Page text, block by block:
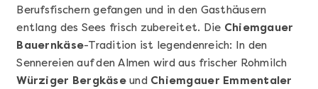
Berufsfischern gefangen und in den Gasthäusern
entlang des Sees frisch zubereitet. Die Chiemgauer
Bauernkäse-Tradition ist legendenreich: In den
Sennereien auf den Almen wird aus frischer Rohmilch
Würziger Bergkäseund Chiemgauer Emmentaler